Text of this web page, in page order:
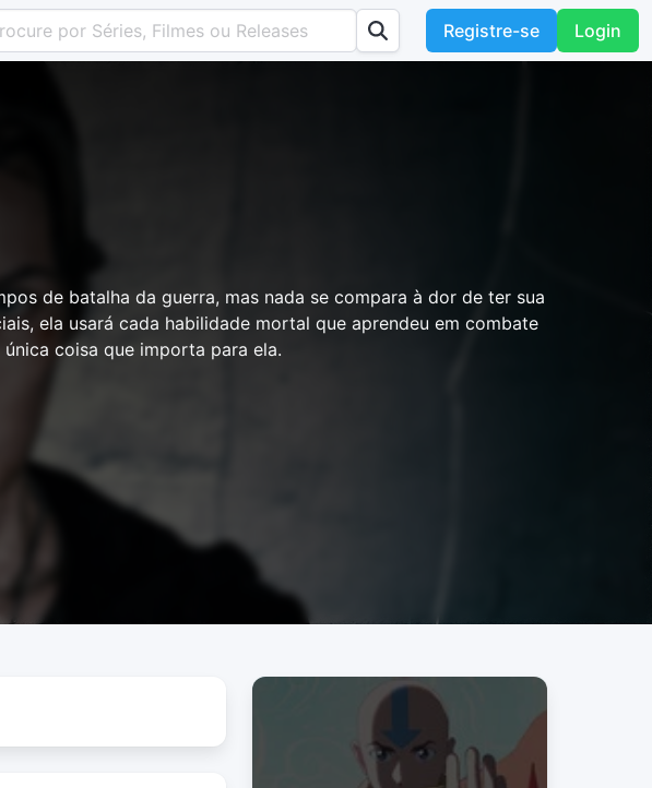
Registre-se Login
de batalha da guerra, mas nada se compara à dor de ter sua
ela usará cada habilidade mortal que aprendeu em combate
coisa que importa para ela.